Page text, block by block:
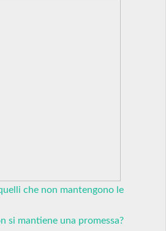
che non mantengono le
si mantiene una promessa?